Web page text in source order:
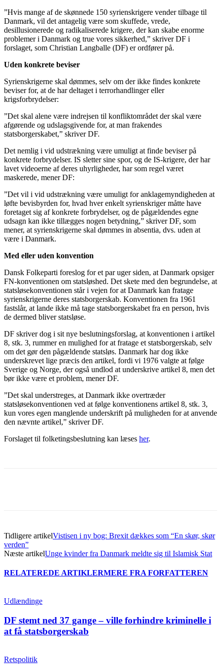
”Hvis mange af de skønnede 150 syrienskrigere vender tilbage til
Danmark, vil det antagelig være som skuffede, vrede,
desillusionerede og radikaliserede krigere, der kan skabe enorme
problemer i Danmark og true vores sikkerhed,” skriver DF i
forslaget, som Christian Langballe (DF) er ordfører på.
Uden konkrete beviser
Syrienskrigerne skal dømmes, selv om der ikke findes konkrete
beviser for, at de har deltaget i terrorhandlinger eller
krigsforbrydelser:
”Det skal alene være indrejsen til konfliktområdet der skal være
afgørende og udslagsgivende for, at man frakendes
statsborgerskabet,” skriver DF.
Det nemlig i vid udstrækning være umuligt at finde beviser på
konkrete forbrydelser. IS sletter sine spor, og de IS-krigere, der har
lavet videoerne af deres uhyrligheder, har som regel været
maskerede, mener DF:
”Det vil i vid udstrækning være umuligt for anklagemyndigheden at
løfte bevisbyrden for, hvad hver enkelt syrienskriger måtte have
foretaget sig af konkrete forbrydelser, og de pågældendes egne
udsagn kan ikke tillægges nogen betydning,” skriver DF, som
mener, at syrienskrigerne skal dømmes in absentia, dvs. uden at
være i Danmark.
Med eller uden konvention
Dansk Folkeparti foreslog for et par uger siden, at Danmark opsiger
FN-konventionen om statsløshed. Det skete med den begrundelse, at
statsløsekonventionen står i vejen for at Danmark kan fratage
syrienskrigerne deres statsborgerskab. Konventionen fra 1961
fastslår, at lande ikke må tage statsborgerskabet fra en person, hvis
de dermed bliver statsløse.
DF skriver dog i sit nye beslutningsforslag, at konventionen i artikel
8, stk. 3, rummer en mulighed for at fratage et statsborgerskab, selv
om det gør den pågældende statsløs. Danmark har dog ikke
underskrevet lige præcis den artikel, fordi vi 1976 valgte at følge
Sverige og Norge, der også undlod at underskrive artikel 8, men det
bør ikke være et problem, mener DF.
”Det skal understreges, at Danmark ikke overtræder
statsløsekonventionen ved at følge konventionens artikel 8, stk. 3,
kun vores egen manglende underskrift på muligheden for at anvende
den nævnte artikel,” skriver DF.
Forslaget til folketingsbeslutning kan læses her.
Tidligere artikelVistisen i ny bog: Brexit dækkes som “En skør, skør
verden”
Næste artikelUnge kvinder fra Danmark meldte sig til Islamisk Stat
RELATEREDE ARTIKLERMERE FRA FORFATTEREN
Udlændinge
DF stemt ned 37 gange – ville forhindre kriminelle i
at få statsborgerskab
Retspolitik